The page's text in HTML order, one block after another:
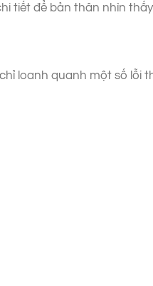
tiết để bản thân nhìn
loanh quanh một số lỗi